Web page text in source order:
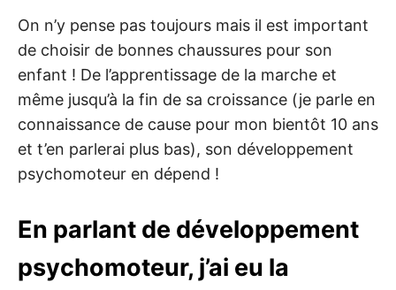
On n’y pense pas toujours mais il est important
de choisir de bonnes chaussures pour son
enfant ! De l’apprentissage de la marche et
même jusqu’à la fin de sa croissance (je parle en
connaissance de cause pour mon bientôt 10 ans
et t’en parlerai plus bas), son développement
psychomoteur en dépend !
En parlant de développement
psychomoteur, j’ai eu la